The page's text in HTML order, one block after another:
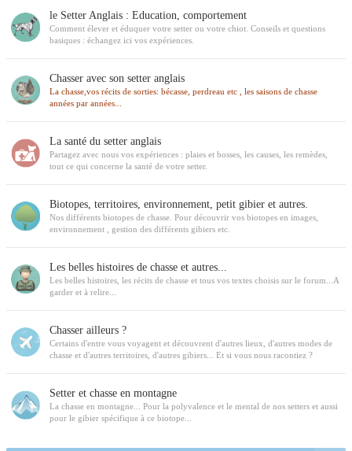
le Setter Anglais : Education, comportement
Comment élever et éduquer votre setter ou votre chiot. Conseils et questions
basiques : échangez ici vos expériences.
Chasser avec son setter anglais
La chasse,vos récits de sorties: bécasse, perdreau etc , les saisons de chasse
années par années...
La santé du setter anglais
Partagez avec nous vos expériences : plaies et bosses, les causes, les remèdes,
tout ce qui concerne la santé de votre setter.
Biotopes, territoires, environnement, petit gibier et autres.
Nos différents biotopes de chasse. Pour découvrir vos biotopes en images,
environnement , gestion des différents gibiers etc.
Les belles histoires de chasse et autres...
Les belles histoires, les récits de chasse et tous vos textes choisis sur le forum...A
garder et à relire...
Chasser ailleurs ?
Certains d'entre vous voyagent et découvrent d'autres lieux, d'autres modes de
chasse et d'autres territoires, d'autres gibiers... Et si vous nous racontiez ?
Setter et chasse en montagne
La chasse en montagne... Pour la polyvalence et le mental de nos setters et aussi
pour le gibier spécifique à ce biotope...